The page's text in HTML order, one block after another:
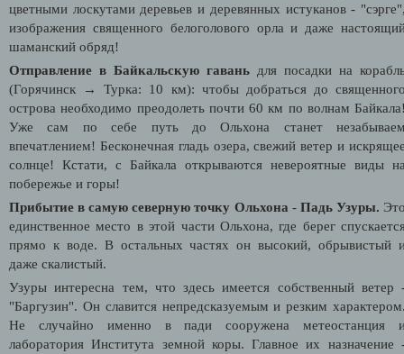
цветными лоскутами деревьев и деревянных истуканов -
изображения священного белоголового орла и даже
шаманский обряд!
Отправление в Байкальскую гавань для посадки на
(Горячинск → Турка: 10 км): чтобы добраться до
острова необходимо преодолеть почти 60 км по волнам
Уже сам по себе путь до Ольхона станет
впечатлением! Бесконечная гладь озера, свежий ветер и
солнце! Кстати, с Байкала открываются невероятные виды
побережье и горы!
Прибытие в самую северную точку Ольхона - Падь Узуры.
единственное место в этой части Ольхона, где берег
прямо к воде. В остальных частях он высокий, обрывистый
даже скалистый.
Узуры интересна тем, что здесь имеется собственный ветер
"Баргузин". Он славится непредсказуемым и резким
Не случайно именно в пади сооружена метеостанция
лаборатория Института земной коры. Главное их назначение